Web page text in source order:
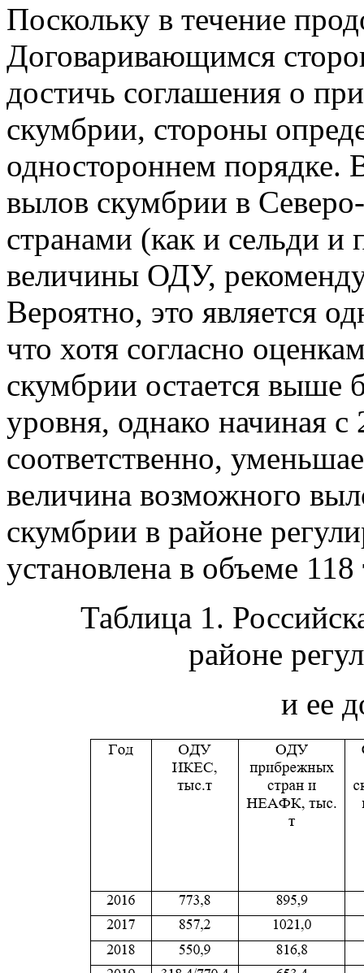
Поскольку в течение
Договаривающимся
достичь соглашения о
скумбрии, стороны
одностороннем порядке.
вылов скумбрии в
странами (как и сельди и
величины ОДУ,
Вероятно, это является
что хотя согласно
скумбрии остается выше
уровня, однако начиная с
соответственно,
величина возможного
скумбрии в районе
установлена в объеме
Таблица 1.
районе
и ее